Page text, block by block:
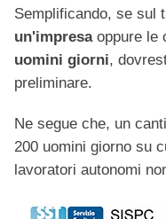
Semplificando, se sul
un'impresaoppure le
uomini giorni,
preliminare.
Ne segue che, un
200 uomini giorno su
lavoratori autonomi